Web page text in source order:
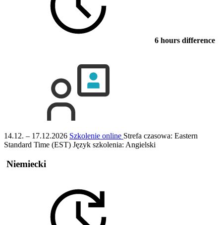
6 hours difference
14.12. – 17.12.2026 Szkolenie online Strefa czasowa: Eastern
Standard Time (EST) Język szkolenia: Angielski
Niemiecki